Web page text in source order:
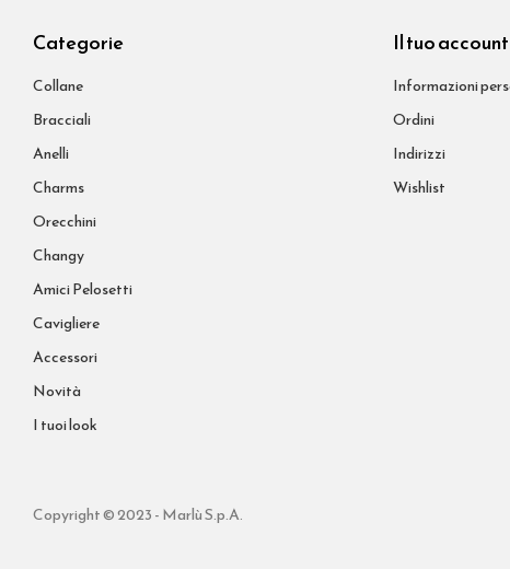
Categorie
Collane
Bracciali
Anelli
Charms
Orecchini
Changy
Amici Pelosetti
Cavigliere
Accessori
Novità
I tuoi look
Il tuo account
Informazioni
Ordini
Indirizzi
Wishlist
Copyright © 2023 - Marlù S.p.A.